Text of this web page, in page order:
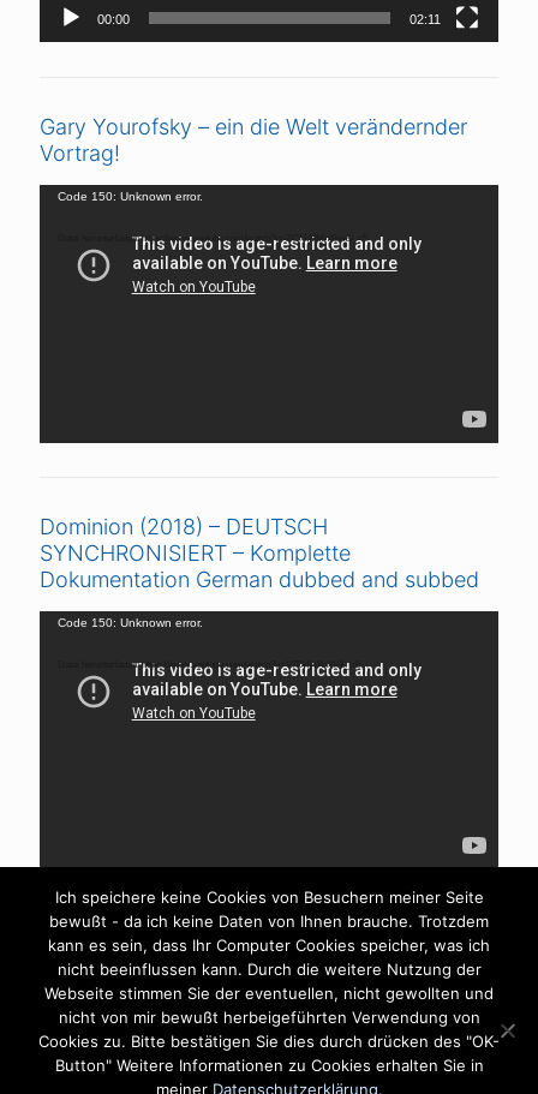
00:00 02:11
Gary Yourofsky – ein die Welt verändernder
Vortrag!
Video-
Code 150: Unknown error.
Datei herunterladen: https://www.youtube.com/watch?v=ZCMAIMnI8iw&_=5
Dominion (2018) – DEUTSCH
SYNCHRONISIERT – Komplette
Dokumentation German dubbed and subbed
Video-
Code 150: Unknown error.
Datei herunterladen: https://www.youtube.com/watch?v=V7DrljVAaYk&_=6
Impressum Datenschutzerklärung
©Copyright - Heilpraktiker Steffen Jurisch - All Rights
Ich speichere keine Cookies von Besuchern meiner Seite
bewußt - da ich keine Daten von Ihnen brauche. Trotzdem
kann es sein, dass Ihr Computer Cookies speicher, was ich
nicht beeinflussen kann. Durch die weitere Nutzung der
Webseite stimmen Sie der eventuellen, nicht gewollten und
nicht von mir bewußt herbeigeführten Verwendung von
Cookies zu. Bitte bestätigen Sie dies durch drücken des "OK-
Button" Weitere Informationen zu Cookies erhalten Sie in
meiner Datenschutzerklärung.